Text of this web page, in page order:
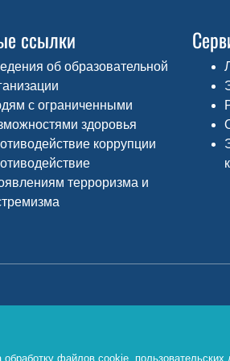
ссылки
об образовательной
с ограниченными
здоровья
коррупции
терроризма и
файлов cookie,